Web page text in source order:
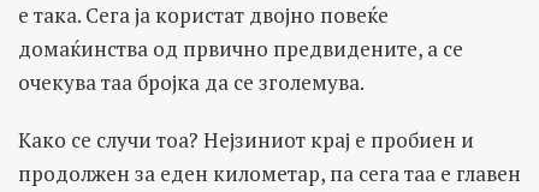
е така. Сега ја користат двојно повеќе
домаќинства од првично предвидените, а се
очекува таа бројка да се зголемува.
Како се случи тоа? Нејзиниот крај е пробиен и
продолжен за еден километар, па сега таа е главен